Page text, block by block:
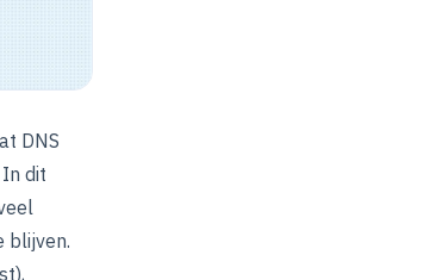
DNS
dit
blijven.